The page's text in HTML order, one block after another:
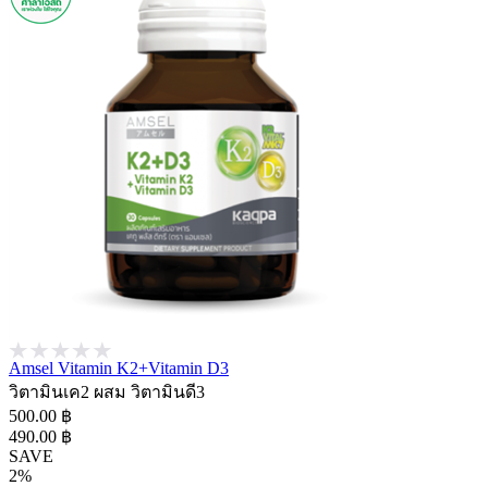
Amsel Vitamin K2+Vitamin D3
วิตามินเค2 ผสม วิตามินดี3
500.00 ฿
490.00 ฿
SAVE
2%